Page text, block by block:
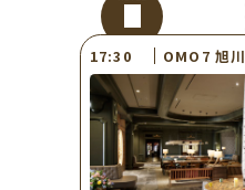
17:30 OMO7 旭川